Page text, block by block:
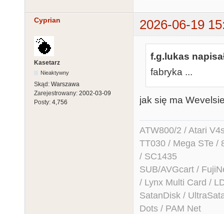
Cyprian 2026-06-19
Kasetarz
Nieaktywny
Skąd: Warszawa
Zarejestrowany: 2002-03-09
Posty: 4,756
f.g.lukas
fabryka ...
jak się ma
ATW800/2 / Atari
TT030 / Mega STe /
/ SC1435
SUB/AVGcart /
/ Lynx Multi Card /
SatanDisk /
Dots / PAM Net